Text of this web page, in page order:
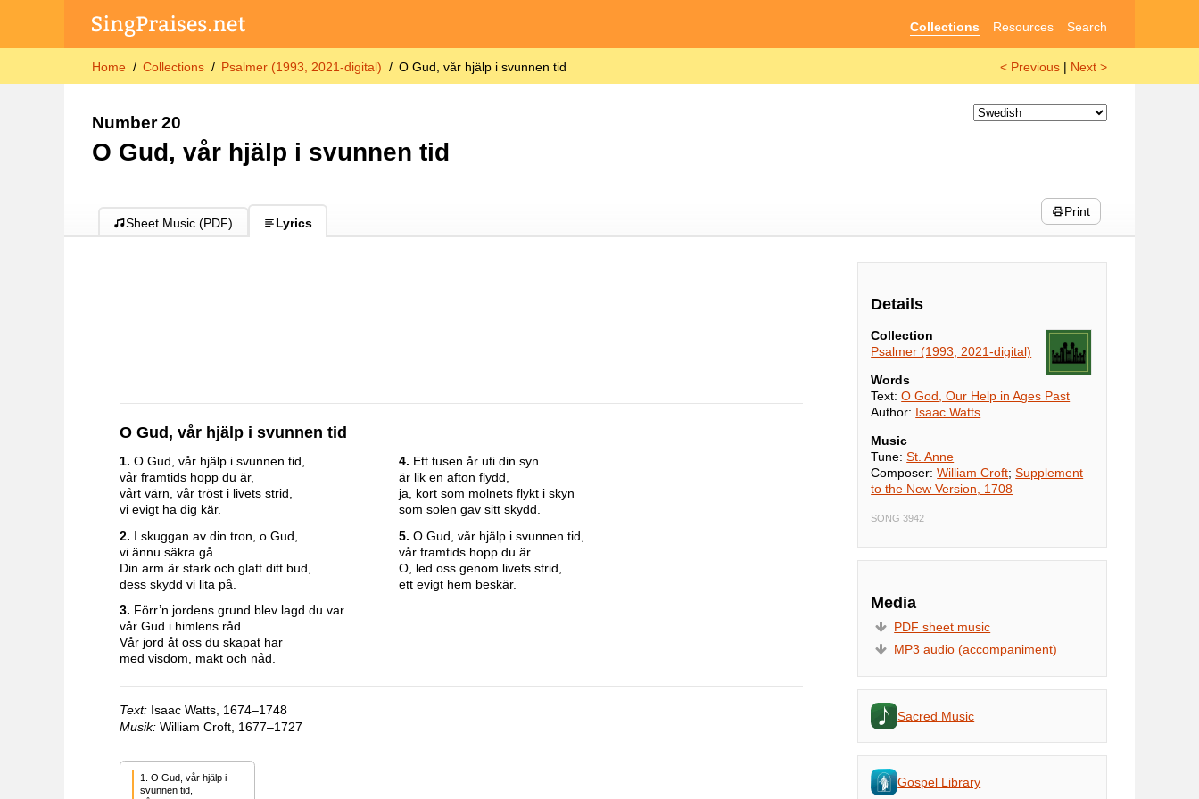
Collections Resources Search
Home Collections Psalmer (1993, 2021-digital) O Gud, vår hjälp i svunnen tid < Previous | Next >
Number 20
O Gud, vår hjälp i svunnen tid
Sheet Music (PDF) Lyrics
Print
O Gud, vår hjälp i svunnen tid
1. O Gud, vår hjälp i svunnen tid,
vår framtids hopp du är,
vårt värn, vår tröst i livets strid,
vi evigt ha dig kär.
2. I skuggan av din tron, o Gud,
vi ännu säkra gå.
Din arm är stark och glatt ditt bud,
dess skydd vi lita på.
3. Förr’n jordens grund blev lagd du var
vår Gud i himlens råd.
Vår jord åt oss du skapat har
med visdom, makt och nåd.
4. Ett tusen år uti din syn
är lik en afton flydd,
ja, kort som molnets flykt i skyn
som solen gav sitt skydd.
5. O Gud, vår hjälp i svunnen tid,
vår framtids hopp du är.
O, led oss genom livets strid,
ett evigt hem beskär.
Text:Isaac Watts, 1674–1748
Musik:William Croft, 1677–1727
1. O Gud, vår hjälp i
svunnen tid,
Details
Collection
Psalmer (1993, 2021-digital)
Words
Text:O God, Our Help in Ages Past
Author: Isaac Watts
Music
Tune:St. Anne
Composer:William Croft;Supplement
to the New Version, 1708
SONG 3942
Media
PDF sheet music
MP3 audio (accompaniment)
Sacred Music
Gospel Library